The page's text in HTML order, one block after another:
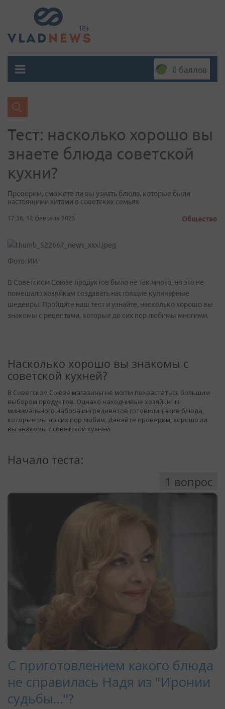
0 баллов
Тест: насколько хорошо вы
знаете блюда советской
кухни?
Проверим, сможете ли вы узнать блюда, которые были
настоящими хитами в советских семьях
17:36, 12 февраля 2025 Общество
Фото: ИИ
В Советском Союзе продуктов было не так много, но это не
помешало хозяйкам создавать настоящие кулинарные
шедевры. Пройдите наш тест и узнайте, насколько хорошо вы
знакомы с рецептами, которые до сих пор любимы многими.